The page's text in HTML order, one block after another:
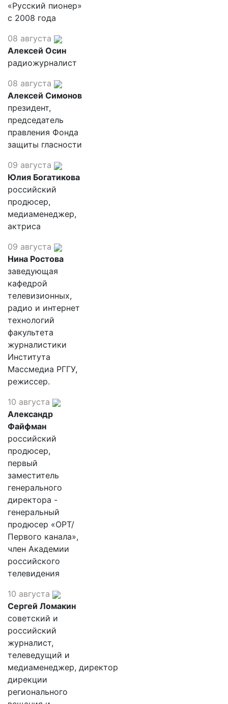
«Русский пионер»
с 2008 года
08 августа
Алексей Осин
радиожурналист
08 августа
Алексей Симонов
президент,
председатель
правления Фонда
защиты гласности
09 августа
Юлия Богатикова
российский
продюсер,
медиаменеджер,
актриса
09 августа
Нина Ростова
заведующая
кафедрой
телевизионных,
радио и интернет
технологий
факультета
журналистики
Института
Массмедиа РГГУ,
режиссер.
10 августа
Александр
Файфман
российский
продюсер,
первый
заместитель
генерального
директора -
генеральный
продюсер «ОРТ/
Первого канала»,
член Академии
российского
телевидения
10 августа
Сергей Ломакин
советский и
российский
журналист,
телеведущий и
медиаменеджер, директор
дирекции
регионального